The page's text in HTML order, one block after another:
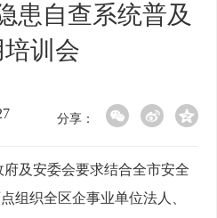
患自查系统普及
训会
分享：
及安委会要求结合全市安全
组织全区企事业单位法人、